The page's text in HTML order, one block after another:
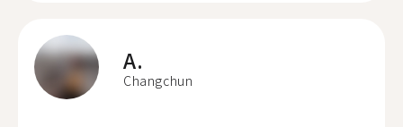
A.
Changchun